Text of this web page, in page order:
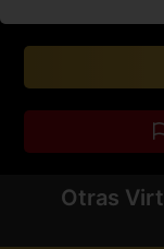
Otras